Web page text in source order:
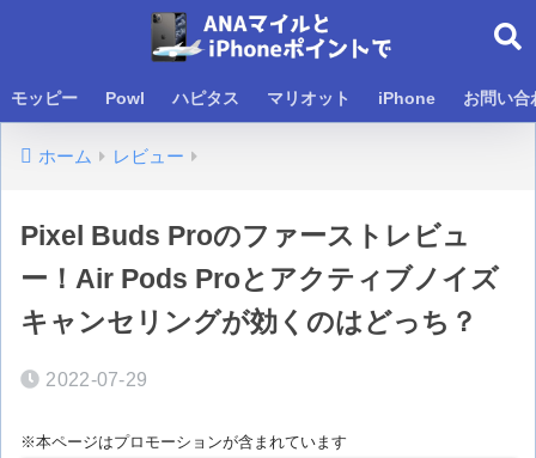
モッピー Powl ハピタス マリオット iPhone お問い合
ホーム レビュー
Pixel Buds Proのファーストレビュ
ー！Air Pods Proとアクティブノイズ
キャンセリングが効くのはどっち？
2022-07-29
※本ページはプロモーションが含まれています